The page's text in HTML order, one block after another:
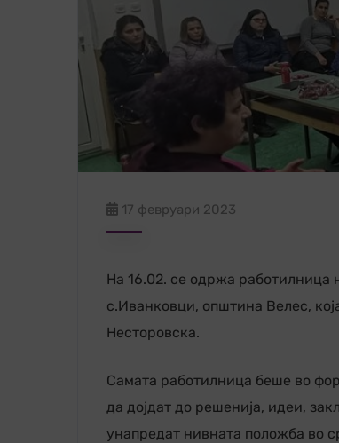
17 февруари 2023
На 16.02. се одржа работилница
с.Иванковци, општина Велес,
Несторовска.
Самата работилница беше во
да дојдат до решенија, идеи,
унапредат нивната положба во